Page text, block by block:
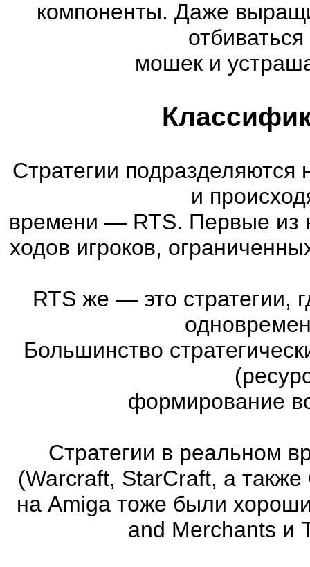
компоненты. Даже
мошек и
Стратегии
и
времени — RTS. Первые из
ходов игроков,
RTS же — это стратегии,
Большинство
формирование
Стратегии в реальном
(Warcraft, StarCraft, а
на Amiga тоже были
and Merchants и